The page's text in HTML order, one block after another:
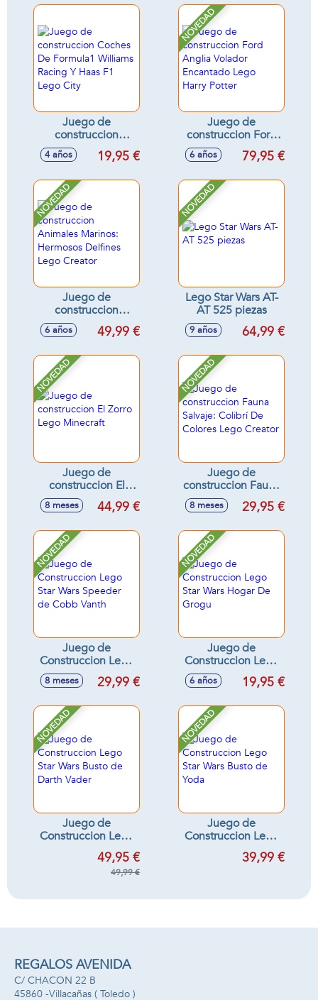
Juego de
construccion
Coches De
Formula1 Williams
Lego City
4 años 19,95 €
NOVEDAD
Juego de
construccion Ford
Anglia Volador
Encantado Lego
6 años 79,95 €
NOVEDAD
Juego de
construccion
Animales Marinos:
Hermosos Delfines
6 años 49,99 €
NOVEDAD
Lego Star Wars AT-
AT 525 piezas
9 años 64,99 €
NOVEDAD
Juego de
construccion El
Zorro Lego
Minecraft
8 meses 44,99 €
NOVEDAD
Juego de
construccion Fauna
Salvaje: Colibrí De
Colores Lego
8 meses 29,95 €
NOVEDAD
Juego de
Construccion Lego
Star Wars Speeder
de Cobb Vanth
8 meses 29,99 €
NOVEDAD
Juego de
Construccion Lego
Star Wars Hogar De
Grogu
6 años 19,95 €
NOVEDAD
Juego de
Construccion Lego
Star Wars Busto de
Darth Vader49,95 €
49,99 €
NOVEDAD
Juego de
Construccion Lego
Star Wars Busto de
Yoda39,99 €
REGALOS AVENIDA
C/ CHACON 22 B
45860 -Villacañas ( Toledo )